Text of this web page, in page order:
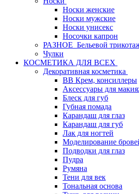
Носки женские
Носки мужские
Носки унисекс
Носочки капрон
РАЗНОЕ_Бельевой
Чулки
КОСМЕТИКА ДЛЯ ВСЕХ
Декоративная косметика
BB Крем, консиллеры
Аксессуары для
Блеск для губ
Губная помада
Карандаш для глаз
Карандаш для губ
Лак для ногтей
Моделирование
Подводки для глаз
Пудра
Румяна
Тени для век
Тональная основа